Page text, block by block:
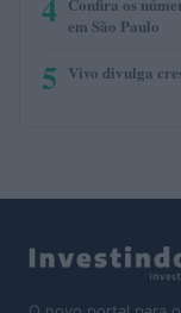
em São Paulo
5 Vivo divulga